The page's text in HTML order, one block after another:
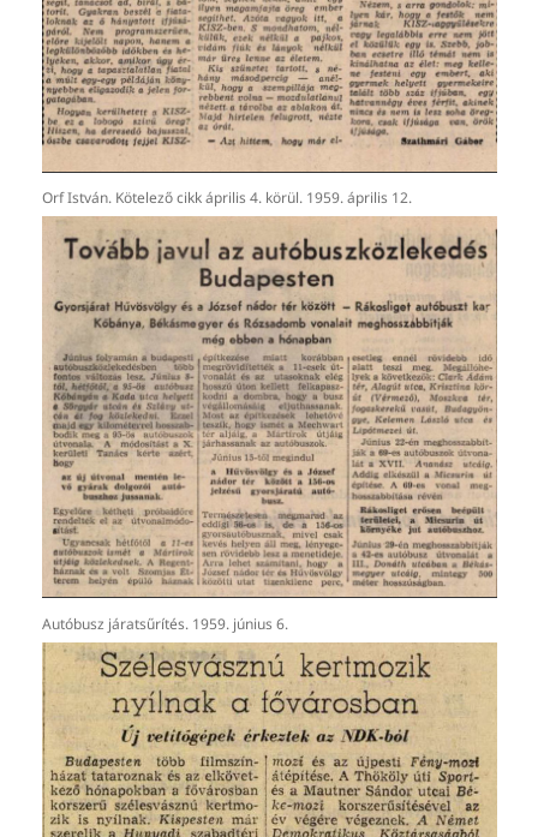
Orf István. Kötelező cikk április 4. körül. 1959. április 12.
Autóbusz járatsűrítés. 1959. június 6.